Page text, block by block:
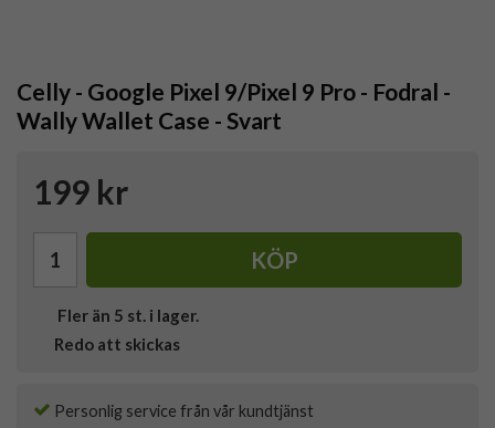
Celly - Google Pixel 9/Pixel 9 Pro - Fodral -
Wally Wallet Case - Svart
199 kr
KÖP
Fler än 5 st. i lager.
Redo att skickas
Personlig service från vår kundtjänst